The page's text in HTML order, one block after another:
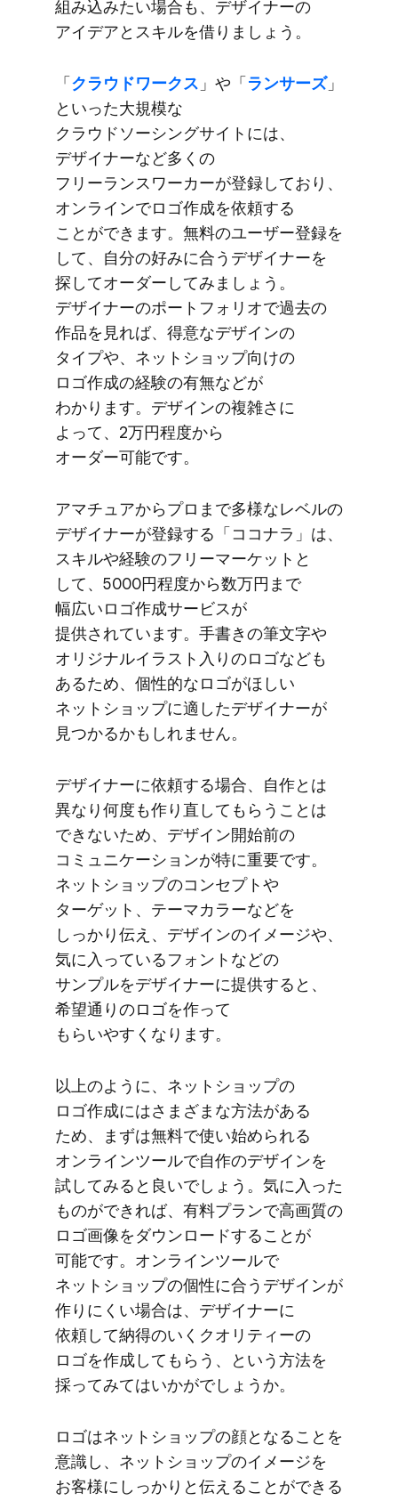
組み込みたい​場合も、​デザイナーの​
アイデアと​スキルを​借りましょう。
「 クラウドワークス 」や​「 ランサーズ」
と​いった​大規模な​
クラウドソーシングサイトには、​
デザイナーなど​多くの​
フリーランスワーカーが​登録しており、​
オンラインで​ロゴ作成を​依頼する​
ことができます。​無料の​ユーザー登録を​
して、​自分の​好みに​合う​デザイナーを​
探して​オーダーしてみましょう。​
デザイナーの​ポートフォリオで​過去の​
作品を​見れば、​得意な​デザインの​
タイプや、​ネットショップ向けの​
ロゴ作成の​経験の​有無などが​
わかります。​デザインの​複雑さに​
よって、​2万円程度から​
オーダー可能です。
アマチュアから​プロまで​多様な​レベルの​
デザイナーが​登録する​「ココナラ」は、​
スキルや​経験の​フリーマーケットと​
して、​5000円程度から​数万円まで​
幅広い​ロゴ作成サービスが​
提供されています。​手書きの​筆文字や​
オリジナルイラスト入りの​ロゴなども​
ある​ため、​個性的な​ロゴが​ほしい​
ネットショップに​適した​デザイナーが​
見つかるかもしれません。
デザイナーに​依頼する​場合、​自作とは​
異なり​何度も​作り直して​もらう​ことは​
できないため、​デザイン開始前の​
コミュニケーションが​特に​重要です。​
ネットショップの​コンセプトや​
ターゲット、​テーマカラーなどを​
しっかり​伝え、​デザインの​イメージや、​
気に入っている​フォントなどの​
サンプルを​デザイナーに​提供すると、​
希望通りの​ロゴを​作って​
もらいやすくなります。
以上のように、​ネットショップの​
ロゴ作成には​さまざまな​方​法が​ある​
ため、​まずは​無料で​使い​始められる​
オンラインツールで​自作の​デザインを​
試してみると​良いでしょう。​気に入った​
ものが​できれば、​有料プランで​高画質の​
ロゴ画像を​ダウンロードする​ことが​
可能です。​オンラインツールで​
ネットショップの​個性に​合う​デザインが​
作りにくい​場合は、​デザイナーに​
依頼して​納得の​いく​クオリティーの​
ロゴを​作成して​もらう、と​いう​方​法を​
採ってみては​いかがでしょうか。
ロゴは​ネットショップの​顔と​なる​ことを​
意識し、​ネットショップの​イメージを​
お客様に​しっかりと​伝える​ことができる​